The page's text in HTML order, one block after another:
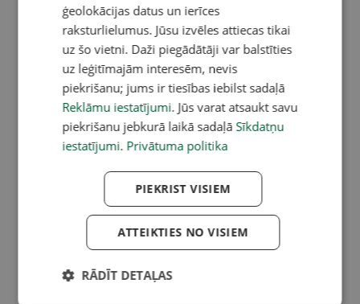
ģeolokācijas datus un ierīces
raksturlielumus. Jūsu izvēles attiecas tikai
uz šo vietni. Daži piegādātāji var balstīties
uz leģitīmajām interesēm, nevis
piekrišanu; jums ir tiesības iebilst sadaļā
Reklāmu iestatījumi. Jūs varat atsaukt savu
piekrišanu jebkurā laikā sadaļā Sīkdatņu
iestatījumi. Privātuma politika
PIEKRIST VISIEM
ATTEIKTIES NO VISIEM
RĀDĪT DETAĻAS